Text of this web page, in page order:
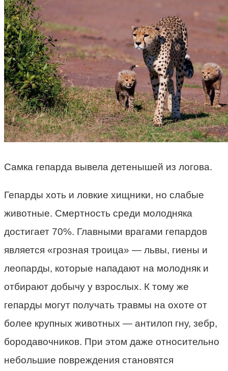
Самка гепарда вывела детенышей из логова.
Гепарды хоть и ловкие хищники, но слабые
животные. Смертность среди молодняка
достигает 70%. Главными врагами гепардов
является «грозная троица» — львы, гиены и
леопарды, которые нападают на молодняк и
отбирают добычу у взрослых. К тому же
гепарды могут получать травмы на охоте от
более крупных животных — антилоп гну, зебр,
бородавочников. При этом даже относительно
небольшие повреждения становятся